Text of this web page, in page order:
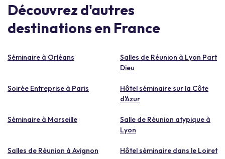
Découvrez d'autres
destinations en France
Séminaire à Orléans
Salles de Réunion à Lyon Part
Dieu
Soirée Entreprise à Paris
Hôtel séminaire sur la Côte
d'Azur
Séminaire à Marseille
Salle de Réunion atypique à
Lyon
Salles de Réunion à Avignon Hôtel séminaire dans le Loiret